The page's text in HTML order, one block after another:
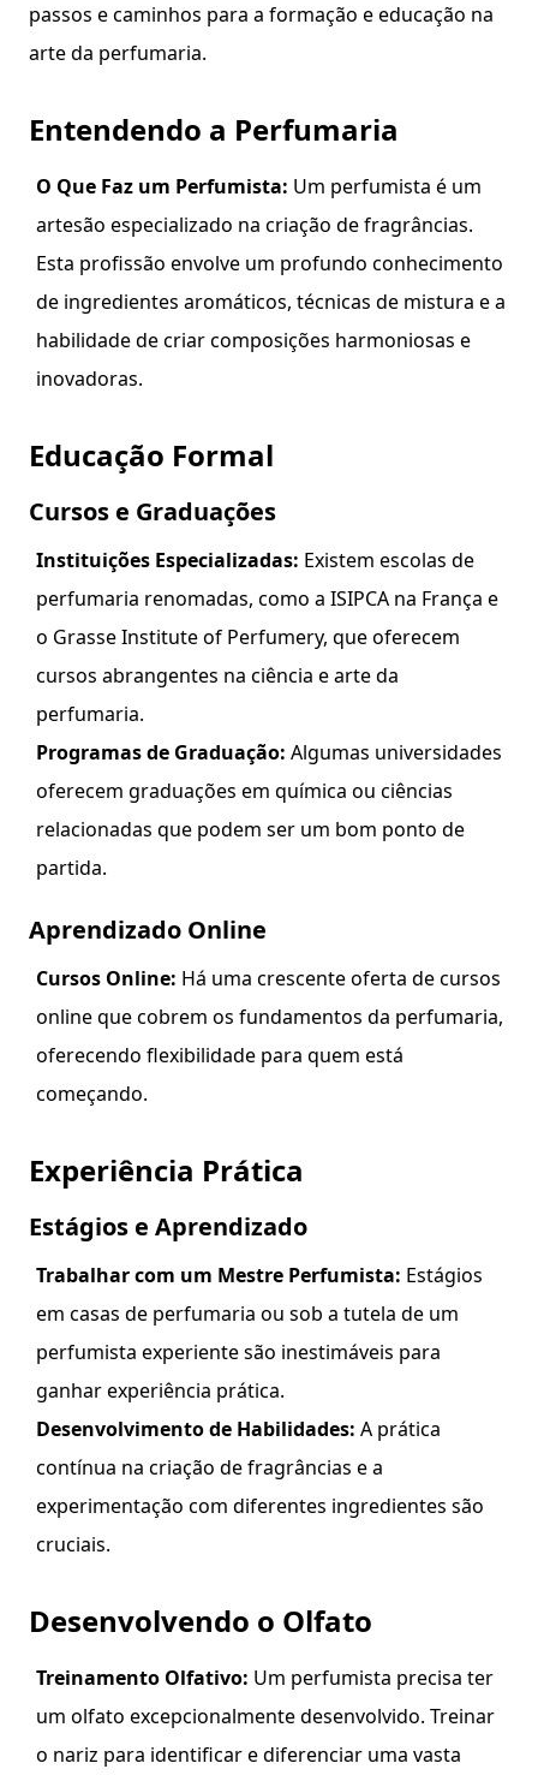
passos e caminhos para a formação e educação na
arte da perfumaria.
Entendendo a Perfumaria
O Que Faz um Perfumista: Um perfumista é um
artesão especializado na criação de fragrâncias.
Esta profissão envolve um profundo conhecimento
de ingredientes aromáticos, técnicas de mistura e a
habilidade de criar composições harmoniosas e
inovadoras.
Educação Formal
Cursos e Graduações
Instituições Especializadas: Existem escolas de
perfumaria renomadas, como a ISIPCA na França e
o Grasse Institute of Perfumery, que oferecem
cursos abrangentes na ciência e arte da
perfumaria.
Programas de Graduação: Algumas universidades
oferecem graduações em química ou ciências
relacionadas que podem ser um bom ponto de
partida.
Aprendizado Online
Cursos Online: Há uma crescente oferta de cursos
online que cobrem os fundamentos da perfumaria,
oferecendo flexibilidade para quem está
começando.
Experiência Prática
Estágios e Aprendizado
Trabalhar com um Mestre Perfumista: Estágios
em casas de perfumaria ou sob a tutela de um
perfumista experiente são inestimáveis para
ganhar experiência prática.
Desenvolvimento de Habilidades: A prática
contínua na criação de fragrâncias e a
experimentação com diferentes ingredientes são
cruciais.
Desenvolvendo o Olfato
Treinamento Olfativo: Um perfumista precisa ter
um olfato excepcionalmente desenvolvido. Treinar
o nariz para identificar e diferenciar uma vasta